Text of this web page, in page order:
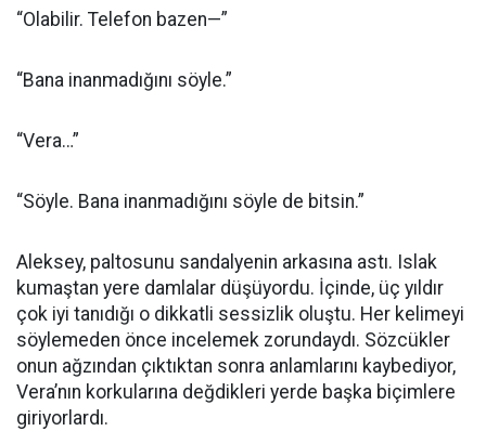
“Olabilir. Telefon bazen—”
“Bana inanmadığını söyle.”
“Vera…”
“Söyle. Bana inanmadığını söyle de bitsin.”
Aleksey, paltosunu sandalyenin arkasına astı. Islak
kumaştan yere damlalar düşüyordu. İçinde, üç yıldır
çok iyi tanıdığı o dikkatli sessizlik oluştu. Her kelimeyi
söylemeden önce incelemek zorundaydı. Sözcükler
onun ağzından çıktıktan sonra anlamlarını kaybediyor,
Vera’nın korkularına değdikleri yerde başka biçimlere
giriyorlardı.